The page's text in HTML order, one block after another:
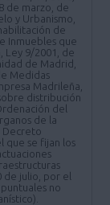
de marzo, de
y Urbanismo,
de
Inmuebles que
Ley 9/2001, de
de Madrid,
Medidas
Madrileña,
distribución
del
de la
Decreto
que se fijan los
de julio, por el
no